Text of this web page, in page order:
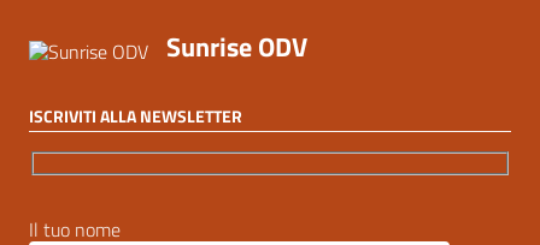
Sunrise ODV
ISCRIVITI ALLA NEWSLETTER
Il tuo nome